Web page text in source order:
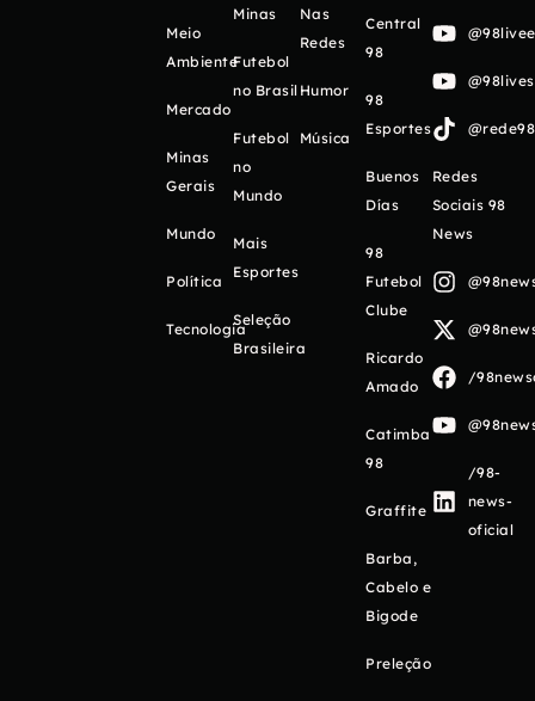
Meio
Ambiente
Mercado
Minas
Gerais
Mundo
Política
Tecnologia
Minas
Futebol
no Brasil
Futebol
no
Mundo
Mais
Esportes
Seleção
Brasileira
Nas
Redes
Humor
Música
Central
98
98
Esportes
Buenos
Días
98
Futebol
Clube
Ricardo
Amado
Catimba
98
Graffite
Barba,
Cabelo e
Bigode
Preleção
Redes
Sociais 98
News
/
/98-
news-
oficial